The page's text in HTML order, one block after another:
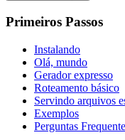
Primeiros Passos
Instalando
Olá, mundo
Gerador expresso
Roteamento básico
Servindo arquivos
Exemplos
Perguntas